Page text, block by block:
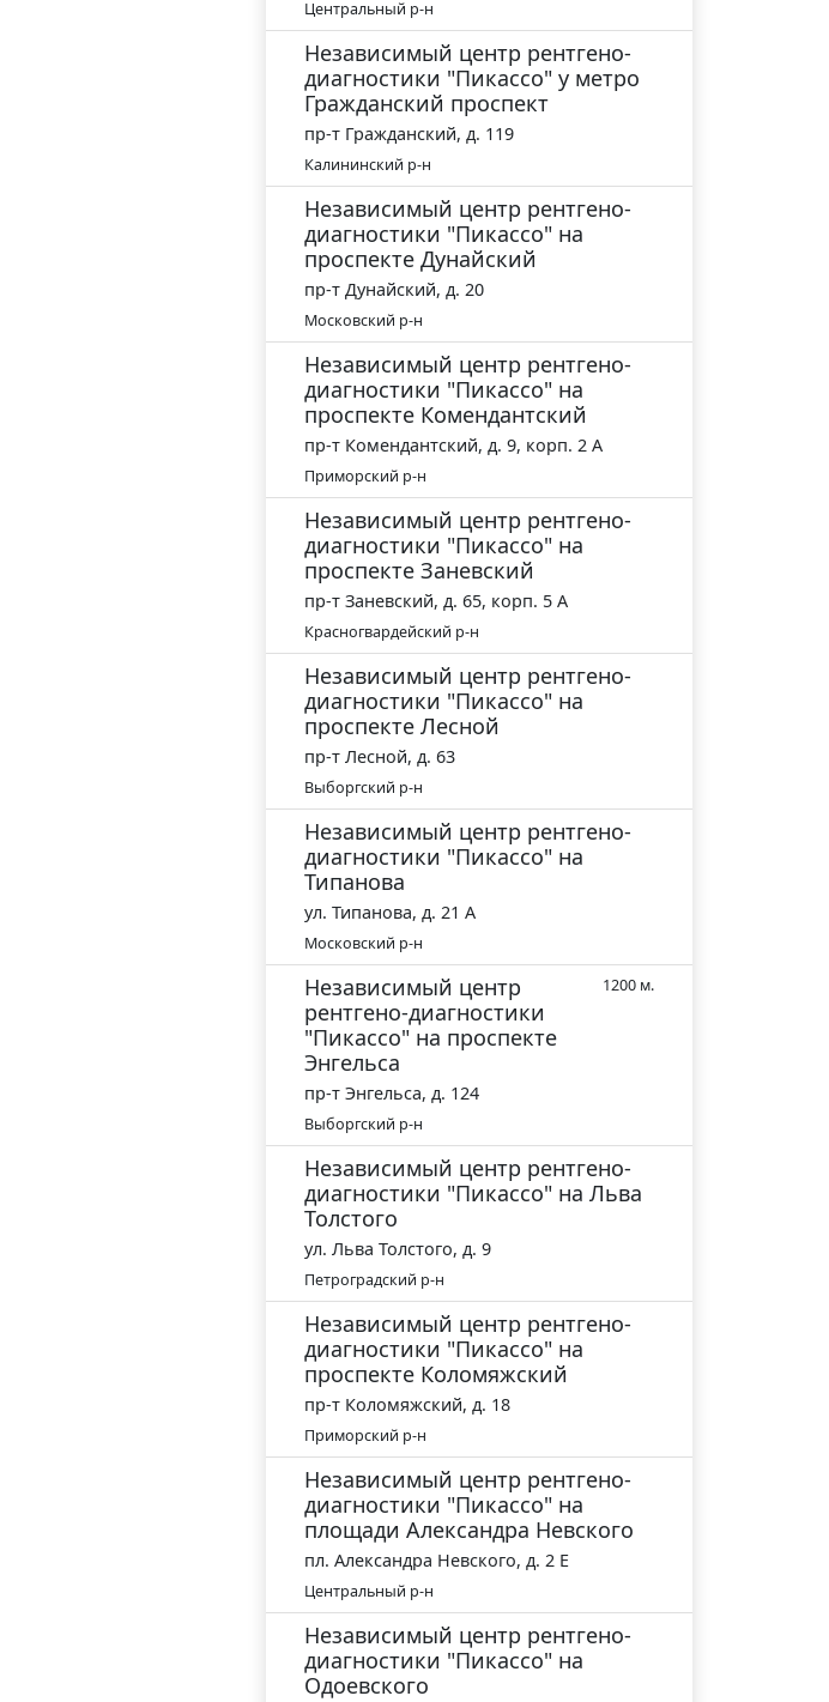
Центральный р-н
Независимый центр рентгено-
диагностики "Пикассо" у метро
Гражданский проспект
пр-т Гражданский, д. 119
Калининский р-н
Независимый центр рентгено-
диагностики "Пикассо" на
проспекте Дунайский
пр-т Дунайский, д. 20
Московский р-н
Независимый центр рентгено-
диагностики "Пикассо" на
проспекте Комендантский
пр-т Комендантский, д. 9, корп. 2 А
Приморский р-н
Независимый центр рентгено-
диагностики "Пикассо" на
проспекте Заневский
пр-т Заневский, д. 65, корп. 5 А
Красногвардейский р-н
Независимый центр рентгено-
диагностики "Пикассо" на
проспекте Лесной
пр-т Лесной, д. 63
Выборгский р-н
Независимый центр рентгено-
диагностики "Пикассо" на
Типанова
ул. Типанова, д. 21 А
Московский р-н
Независимый центр
рентгено-диагностики
"Пикассо" на проспекте
Энгельса
1200 м.
пр-т Энгельса, д. 124
Выборгский р-н
Независимый центр рентгено-
диагностики "Пикассо" на Льва
Толстого
ул. Льва Толстого, д. 9
Петроградский р-н
Независимый центр рентгено-
диагностики "Пикассо" на
проспекте Коломяжский
пр-т Коломяжский, д. 18
Приморский р-н
Независимый центр рентгено-
диагностики "Пикассо" на
площади Александра Невского
пл. Александра Невского, д. 2 Е
Центральный р-н
Независимый центр рентгено-
диагностики "Пикассо" на
Одоевского